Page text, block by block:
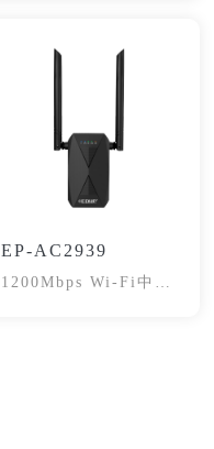
EP-AC2939
1200Mbps Wi-Fi中继